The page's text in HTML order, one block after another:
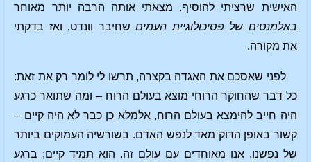
האישית שרציתי להוסיף. מצאתי אותה הרבה יותר מאוחר
באלמנטים של פסיכולוגיית העמיםשחיבר וונדט, ואז בדקתי
את מקורה.
לפני שאסכם את האגדה בקצרה, תרשו לי לומר רק את זאת:
כל דבר שהחוקר הרוחי מוצא בעולם הרוח – ומה שתואר כרגע
היה חייב להימצא בעולם הרוח, אלמלא כן כבר לא היה קיים –
קשור באופן הדוק מאד לנפש האדם. בשורשיה העמוקים ביותר
של נפשנו, אנו מאוחדים עם עולם זה. הוא תמיד קיים; ברגע